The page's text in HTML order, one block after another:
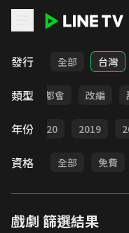
發行 全部 台灣
類型
愛情 都會 改編
年份 2020 2019
資格 全部 免費
戲劇 篩選結果